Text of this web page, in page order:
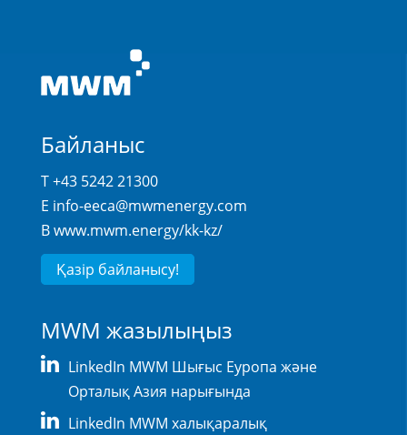
Байланыс
T +43 5242 21300
E info-eeca@mwmenergy.com
Вwww.mwm.energy/kk-kz/
Қазір байланысу!
MWM жазылыңыз
LinkedIn MWM Шығыс Еуропа және
Орталық Азия нарығында
LinkedIn MWM халықаралық